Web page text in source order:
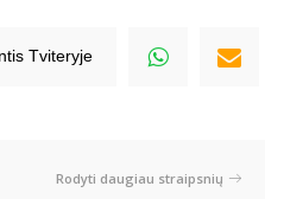
Tviteryje
Rodyti daugiau straipsnių